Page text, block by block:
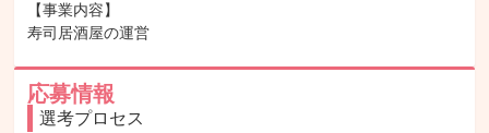
【事業内容】
寿司居酒屋の運営
応募情報
選考プロセス